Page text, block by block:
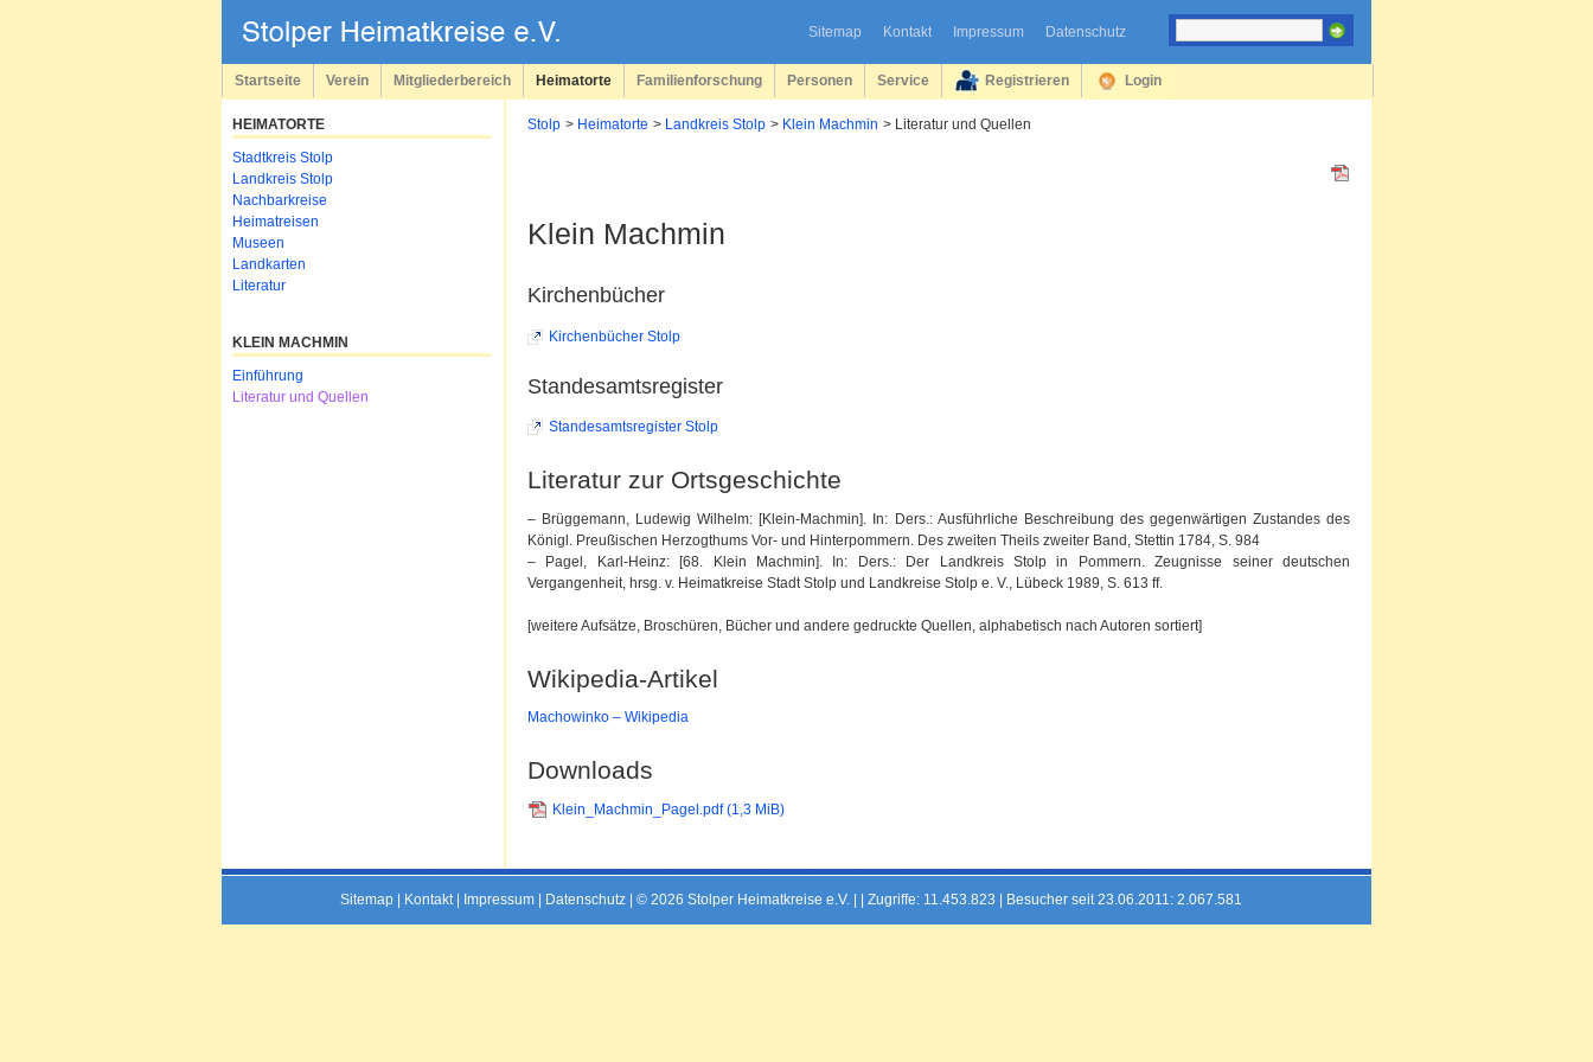
Sitemap Kontakt Impressum Datenschutz
überspringen
Startseite Verein Mitgliederbereich Heimatorte Familienforschung Personen Service Registrieren Login
Stolp Heimatorte Landkreis Stolp Klein Machmin Literatur und Quellen
Klein Machmin
Kirchenbücher
Kirchenbücher Stolp
Standesamtsregister
Standesamtsregister Stolp
Literatur zur Ortsgeschichte
– Brüggemann, Ludewig Wilhelm: [Klein-Machmin]. In: Ders.: Ausführliche Beschreibung des gegenwärtigen Zustandes des
Königl. Preußischen Herzogthums Vor- und Hinterpommern. Des zweiten Theils zweiter Band, Stettin 1784, S. 984
– Pagel, Karl-Heinz: [68. Klein Machmin]. In: Ders.: Der Landkreis Stolp in Pommern. Zeugnisse seiner deutschen
Vergangenheit, hrsg. v. Heimatkreise Stadt Stolp und Landkreise Stolp e. V., Lübeck 1989, S. 613 ff.
[weitere Aufsätze, Broschüren, Bücher und andere gedruckte Quellen, alphabetisch nach Autoren sortiert]
Wikipedia-Artikel
Machowinko – Wikipedia
Downloads
Klein_Machmin_Pagel.pdf(1,3 MiB)
HEIMATORTE
Navigation
überspringen
Stadtkreis Stolp
Landkreis Stolp
Nachbarkreise
Heimatreisen
Museen
Landkarten
Literatur
KLEIN MACHMIN
Navigation
überspringen
Einführung
Literatur und Quellen
Sitemap | Kontakt | Impressum | Datenschutz | © 2026 Stolper Heimatkreise e.V. | | Zugriffe: 11.453.823 | Besucher seit 23.06.2011: 2.067.581